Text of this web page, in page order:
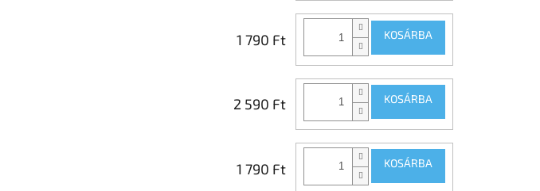
1 790 Ft KOSÁRBA
2 590 Ft KOSÁRBA
1 790 Ft KOSÁRBA